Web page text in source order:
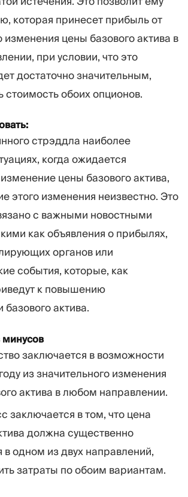
которая принесет прибыль от
изменения цены базового актива в
при условии, что это
достаточно значительным,
стоимость обоих опционов.
стрэддла наиболее
когда ожидается
цены базового актива,
этого изменения неизвестно. Это
с важными новостными
как объявления о прибылях,
органов или
события, которые, как
к повышению
базового актива.
заключается в возможности
из значительного изменения
актива в любом направлении.
заключается в том, что цена
должна существенно
в одном из двух направлений,
затраты по обоим вариантам.